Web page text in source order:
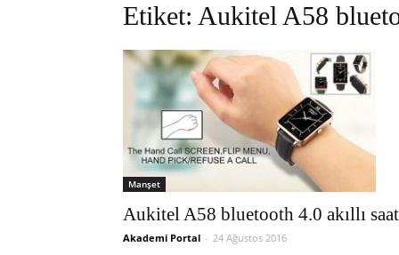
Etiket: Aukitel A58
Manşet
Aukitel A58 bluetooth 4.0 akıllı saat
Akademi Portal - 24 Ağustos 2016